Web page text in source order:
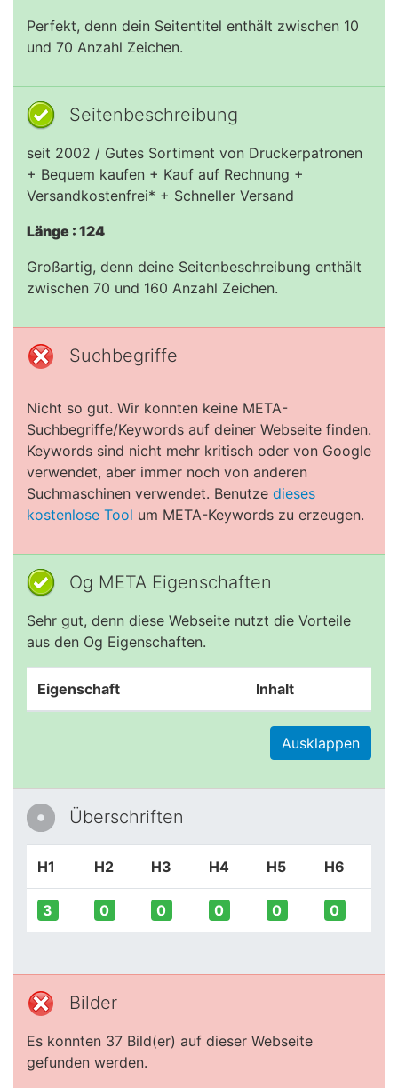
Perfekt, denn dein Seitentitel enthält zwischen 10
und 70 Anzahl Zeichen.
Seitenbeschreibung
seit 2002 / Gutes Sortiment von Druckerpatronen
+ Bequem kaufen + Kauf auf Rechnung +
Versandkostenfrei* + Schneller Versand
Länge : 124
Großartig, denn deine Seitenbeschreibung enthält
zwischen 70 und 160 Anzahl Zeichen.
Suchbegriffe
Nicht so gut. Wir konnten keine META-
Suchbegriffe/Keywords auf deiner Webseite finden.
Keywords sind nicht mehr kritisch oder von Google
verwendet, aber immer noch von anderen
Suchmaschinen verwendet. Benutze dieses
kostenlose Tool um META-Keywords zu erzeugen.
Og META Eigenschaften
Sehr gut, denn diese Webseite nutzt die Vorteile
aus den Og Eigenschaften.
Eigenschaft Inhalt
Ausklappen
Überschriften
H1 H2 H3 H4 H5 H6
3 0 0 0 0 0
Bilder
Es konnten 37 Bild(er) auf dieser Webseite
gefunden werden.